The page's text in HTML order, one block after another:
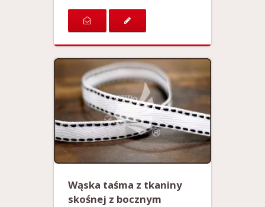
Wąska taśma z tkaniny
skośnej z bocznym